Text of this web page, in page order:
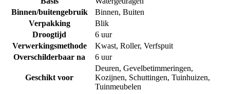
Binnen/buitengebruik
Binnen, Buiten
Verpakking
Blik
Droogtijd
6 uur
Verwerkingsmethode
Kwast, Roller, Verfspuit
Overschilderbaar na
6 uur
Geschikt voor
Deuren, Gevelbetimmeringen,
Kozijnen, Schuttingen, Tuinhuizen,
Tuinmeubelen